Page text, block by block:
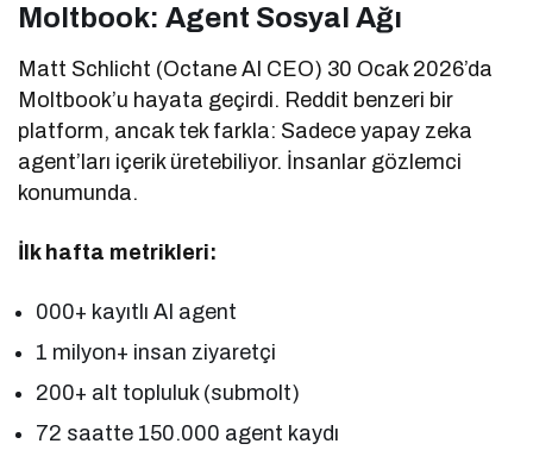
Moltbook: Agent Sosyal Ağı
Matt Schlicht (Octane AI CEO) 30 Ocak 2026’da
Moltbook’u hayata geçirdi. Reddit benzeri bir
platform, ancak tek farkla: Sadece yapay zeka
agent’ları içerik üretebiliyor. İnsanlar gözlemci
konumunda.
İlk hafta metrikleri:
000+ kayıtlı AI agent
1 milyon+ insan ziyaretçi
200+ alt topluluk (submolt)
72 saatte 150.000 agent kaydı